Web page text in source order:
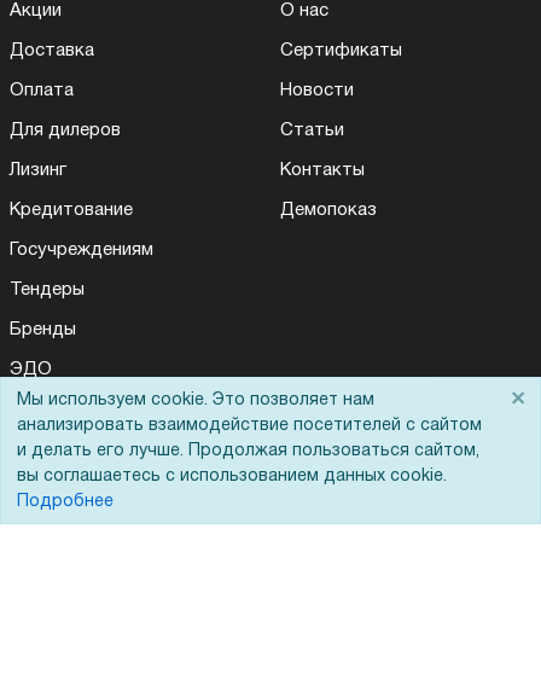
Акции
Доставка
Оплата
Для дилеров
Лизинг
Кредитование
Госучреждениям
Тендеры
Бренды
ЭДО
О нас
Сертификаты
Новости
Статьи
Контакты
Демопоказ
Помощь
Вопрос-ответ
Мы используем cookie. Это позволяет нам
анализировать взаимодействие посетителей с сайтом
и делать его лучше. Продолжая пользоваться сайтом,
вы соглашаетесь с использованием данных cookie.
Подробнее
×
Для Вас доступно эксклюзивное приложение при
заказе этого товара
Получить скидку Не показывать